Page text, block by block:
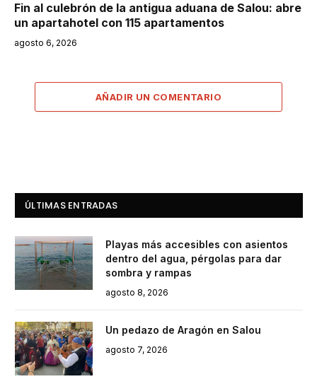
Fin al culebrón de la antigua aduana de Salou: abre
un apartahotel con 115 apartamentos
agosto 6, 2026
AÑADIR UN COMENTARIO
ÚLTIMAS ENTRADAS
Playas más accesibles con asientos
dentro del agua, pérgolas para dar
sombra y rampas
agosto 8, 2026
Un pedazo de Aragón en Salou
agosto 7, 2026